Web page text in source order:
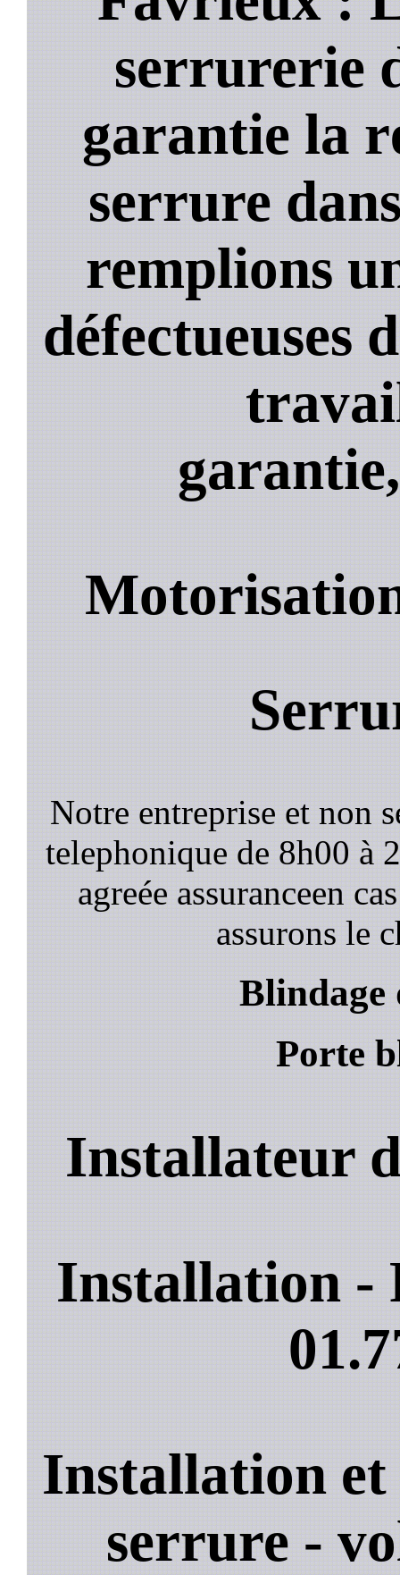
serrurerie
garantie la
serrure
remplions
défectueuses
garantie,
Notre entreprise et non
telephonique de 8h00 à
agreée assuranceen
assurons le
Blindage
Porte
Installateur
Installation -
Installation
serrure -